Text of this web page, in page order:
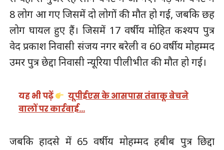
8 लोग आ गए जिसमें दो लोगों की मौत हो गई, जबकि छह
लोग घायल हुए हैं। जिसमें 17 वर्षीय मोहित कश्यप पुत्र
वेद प्रकाश निवासी संजय नगर बरेली व 60 वर्षीय मोहम्मद
उमर पुत्र छेद्दा निवासी न्यूरिया पीलीभीत की मौत हो गई।
यह भी पढ़ें
यूपीईएस के आसपास तंबाकू बेचने
वालों पर कार्रवाई…
जबकि हादसे में 65 वर्षीय मोहम्मद हबीब पुत्र छिद्दा